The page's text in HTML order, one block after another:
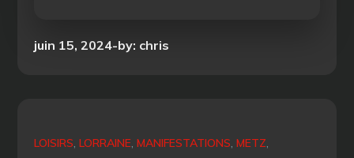
Posted
juin 15, 2024 by: chris
LOISIRS LORRAINE MANIFESTATIONS METZ